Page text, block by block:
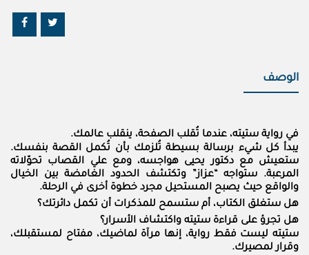
الوصف
في رواية ستيته، عندما تُقلب الصفحة، ينقلب عالمك.
يبدأ كل شيء برسالة بسيطة تُلزمك بأن تُكمل القصة بنفسك.
ستعيش مع دكتور يحيى هواجسه، ومع علي القصاب تحوّلاته
المرعبة. ستواجه “عزاز” وتكتشف الحدود الغامضة بين الخيال
والواقع حيث يصبح المستحيل مجرد خطوة أخرى في الرحلة.
هل ستغلق الكتاب، أم ستسمح للمذكرات أن تكمل دائرتك؟
هل تجرؤ على قراءة ستيته واكتشاف الأسرار؟
ستيته ليست فقط رواية، إنها مرآة لماضيك، مفتاح لمستقبلك،
وقرار لمصيرك.